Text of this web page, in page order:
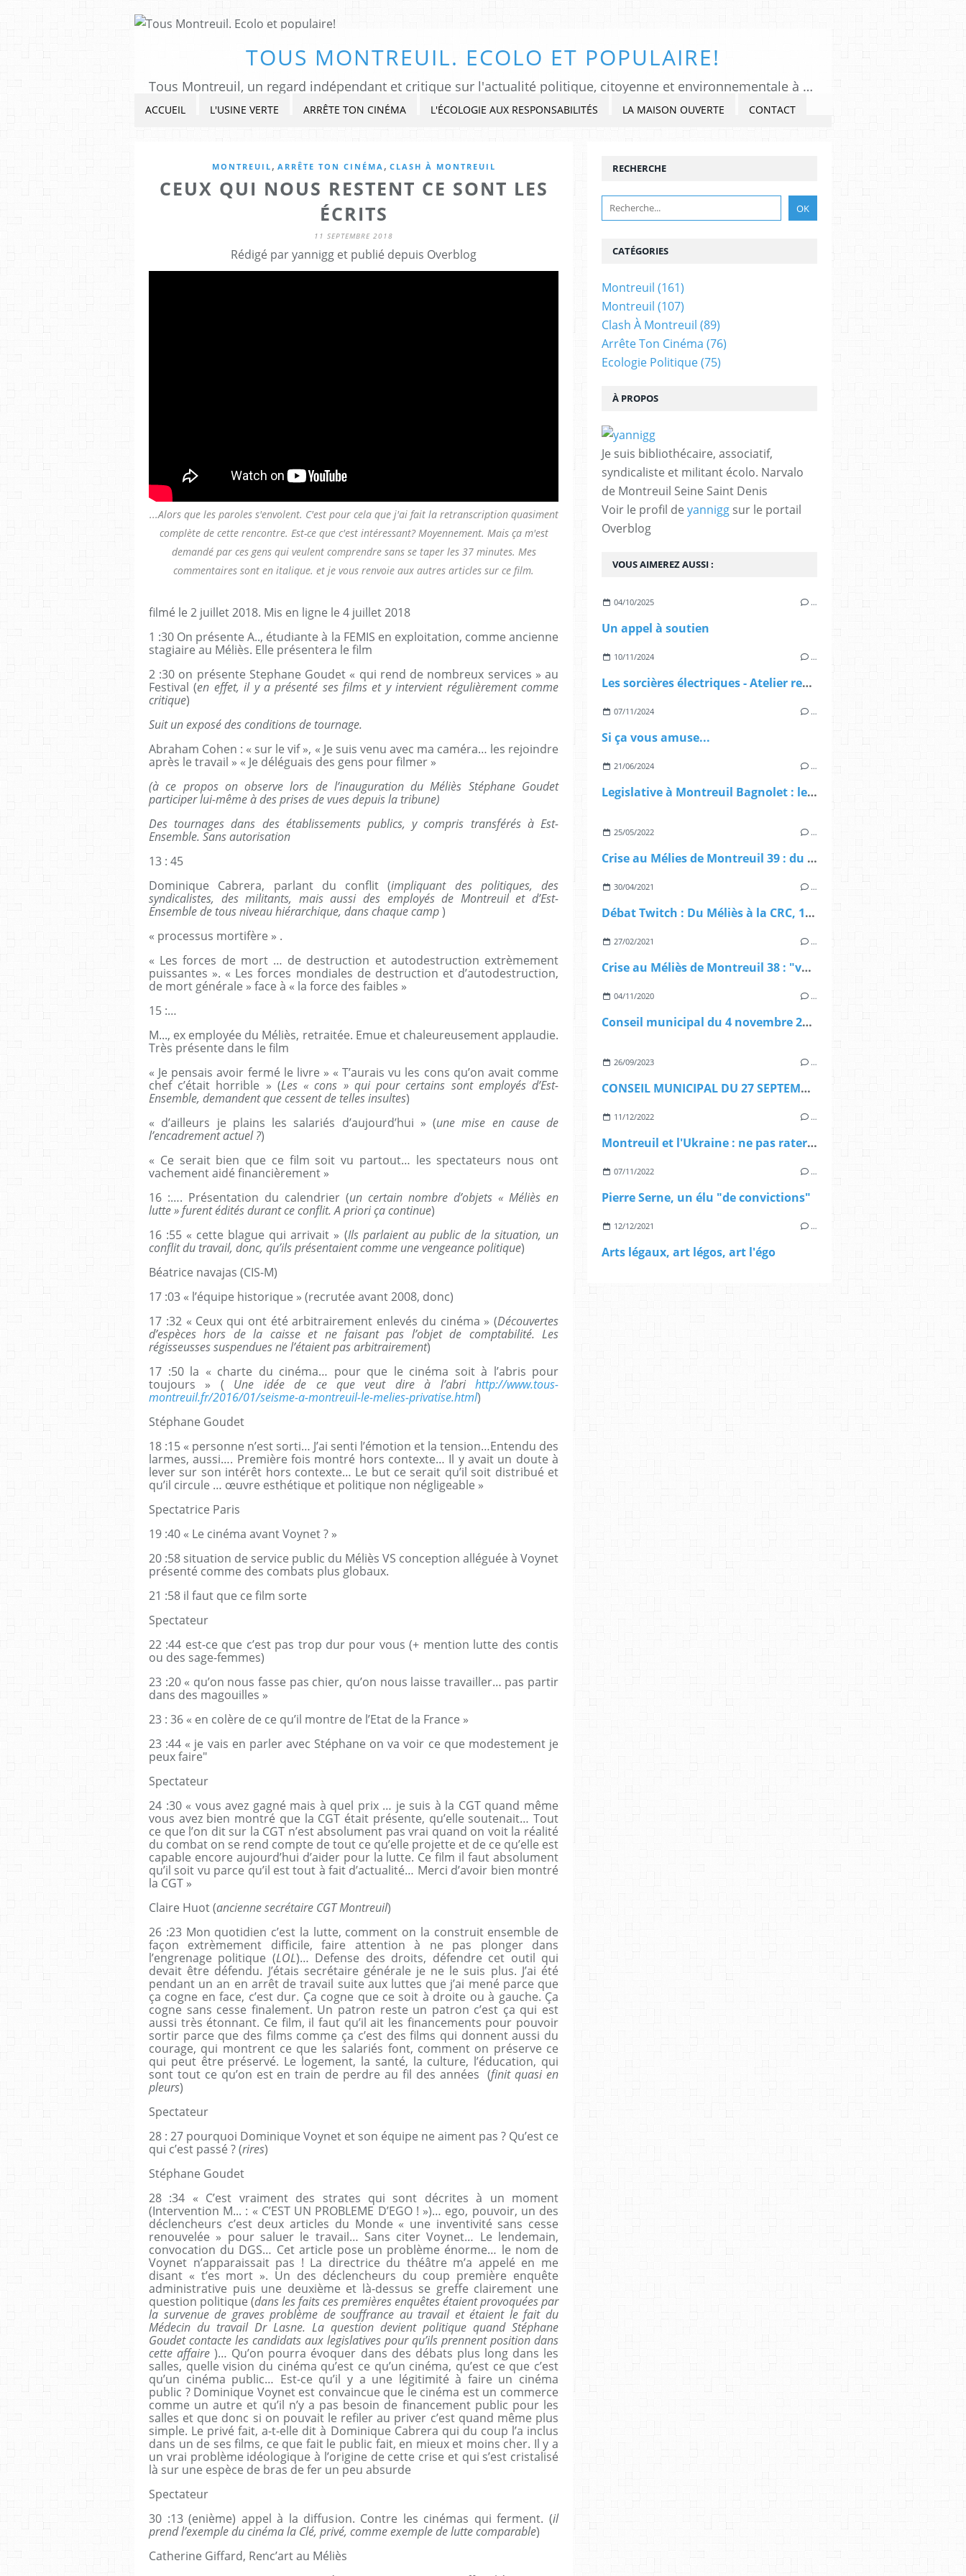
TOUS MONTREUIL. ECOLO ET POPULAIRE!
Tous Montreuil, un regard indépendant et critique sur l'actualité politique, citoyenne et environnementale à Montreuil sous Bois, Seine-Saint-Denis. Veiller, Lancer l'alerte, commenter et critiquer l'exercice du pouvoir, s'impliquer dans la Cité, au présent et au futur!
ACCUEIL L'USINE VERTE ARRÊTE TON CINÉMA L'ÉCOLOGIE AUX RESPONSABILITÉS LA MAISON OUVERTE CONTACT
MONTREUIL , ARRÊTE TON CINÉMA , CLASH À MONTREUIL
CEUX QUI NOUS RESTENT CE SONT LES
ÉCRITS
11 SEPTEMBRE 2018
Rédigé par yannigg et publié depuis Overblog
...Alors que les paroles s'envolent. C'est pour cela que j'ai fait la retranscription quasiment
complète de cette rencontre. Est-ce que c'est intéressant? Moyennement. Mais ça m'est
demandé par ces gens qui veulent comprendre sans se taper les 37 minutes. Mes
commentaires sont en italique. et je vous renvoie aux autres articles sur ce film.
filmé le 2 juillet 2018. Mis en ligne le 4 juillet 2018
1 :30 On présente A.., étudiante à la FEMIS en exploitation, comme ancienne
stagiaire au Méliès. Elle présentera le film
2 :30 on présente Stephane Goudet « qui rend de nombreux services » au
Festival (en effet, il y a présenté ses films et y intervient régulièrement comme
critique)
Suit un exposé des conditions de tournage.
Abraham Cohen : « sur le vif », « Je suis venu avec ma caméra… les rejoindre
après le travail » « Je déléguais des gens pour filmer »
(à ce propos on observe lors de l’inauguration du Méliès Stéphane Goudet
participer lui-même à des prises de vues depuis la tribune)
Des tournages dans des établissements publics, y compris transférés à Est-
Ensemble. Sans autorisation
13 : 45
Dominique Cabrera, parlant du conflit (impliquant des politiques, des
syndicalistes, des militants, mais aussi des employés de Montreuil et d’Est-
Ensemble de tous niveau hiérarchique, dans chaque camp)
« processus mortifère » .
« Les forces de mort … de destruction et autodestruction extrèmement
puissantes ». « Les forces mondiales de destruction et d’autodestruction,
de mort générale » face à « la force des faibles »
15 :…
M..., ex employée du Méliès, retraitée. Emue et chaleureusement applaudie.
Très présente dans le film
« Je pensais avoir fermé le livre » « T’aurais vu les cons qu’on avait comme
chef c’était horrible » (Les « cons » qui pour certains sont employés d’Est-
Ensemble, demandent que cessent de telles insultes)
« d’ailleurs je plains les salariés d’aujourd’hui » (une mise en cause de
l’encadrement actuel ?)
« Ce serait bien que ce film soit vu partout… les spectateurs nous ont
vachement aidé financièrement »
16 :…. Présentation du calendrier (un certain nombre d’objets « Méliès en
lutte » furent édités durant ce conflit. A priori ça continue)
16 :55 « cette blague qui arrivait » (Ils parlaient au public de la situation, un
conflit du travail, donc, qu’ils présentaient comme une vengeance politique)
Béatrice navajas (CIS-M)
17 :03 « l’équipe historique » (recrutée avant 2008, donc)
17 :32 « Ceux qui ont été arbitrairement enlevés du cinéma » (Découvertes
d’espèces hors de la caisse et ne faisant pas l’objet de comptabilité. Les
régisseusses suspendues ne l’étaient pas arbitrairement)
17 :50 la « charte du cinéma… pour que le cinéma soit à l’abris pour
toujours » ( Une idée de ce que veut dire à l’abri http://www.tous-
montreuil.fr/2016/01/seisme-a-montreuil-le-melies-privatise.html)
Stéphane Goudet
18 :15 « personne n’est sorti… J’ai senti l’émotion et la tension…Entendu des
larmes, aussi…. Première fois montré hors contexte… Il y avait un doute à
lever sur son intérêt hors contexte… Le but ce serait qu’il soit distribué et
qu’il circule … œuvre esthétique et politique non négligeable »
Spectatrice Paris
19 :40 « Le cinéma avant Voynet ? »
20 :58 situation de service public du Méliès VS conception alléguée à Voynet
présenté comme des combats plus globaux.
21 :58 il faut que ce film sorte
Spectateur
22 :44 est-ce que c’est pas trop dur pour vous (+ mention lutte des contis
ou des sage-femmes)
23 :20 « qu’on nous fasse pas chier, qu’on nous laisse travailler… pas partir
dans des magouilles »
23 : 36 « en colère de ce qu’il montre de l’Etat de la France »
23 :44 « je vais en parler avec Stéphane on va voir ce que modestement je
peux faire"
Spectateur
24 :30 « vous avez gagné mais à quel prix … je suis à la CGT quand même
vous avez bien montré que la CGT était présente, qu’elle soutenait… Tout
ce que l’on dit sur la CGT n’est absolument pas vrai quand on voit la réalité
du combat on se rend compte de tout ce qu’elle projette et de ce qu’elle est
capable encore aujourd’hui d’aider pour la lutte. Ce film il faut absolument
qu’il soit vu parce qu’il est tout à fait d’actualité… Merci d’avoir bien montré
la CGT »
Claire Huot (ancienne secrétaire CGT Montreuil)
26 :23 Mon quotidien c’est la lutte, comment on la construit ensemble de
façon extrèmement difficile, faire attention à ne pas plonger dans
l’engrenage politique (LOL)… Defense des droits, défendre cet outil qui
devait être défendu. J’étais secrétaire générale je ne le suis plus. J’ai été
pendant un an en arrêt de travail suite aux luttes que j’ai mené parce que
ça cogne en face, c’est dur. Ça cogne que ce soit à droite ou à gauche. Ça
cogne sans cesse finalement. Un patron reste un patron c’est ça qui est
aussi très étonnant. Ce film, il faut qu’il ait les financements pour pouvoir
sortir parce que des films comme ça c’est des films qui donnent aussi du
courage, qui montrent ce que les salariés font, comment on préserve ce
qui peut être préservé. Le logement, la santé, la culture, l’éducation, qui
sont tout ce qu’on est en train de perdre au fil des années (finit quasi en
pleurs)
Spectateur
28 : 27 pourquoi Dominique Voynet et son équipe ne aiment pas ? Qu’est ce
qui c’est passé ? (rires)
Stéphane Goudet
28 :34 « C’est vraiment des strates qui sont décrites à un moment
(Intervention M... : « C’EST UN PROBLEME D’EGO ! »)… ego, pouvoir, un des
déclencheurs c’est deux articles du Monde « une inventivité sans cesse
renouvelée » pour saluer le travail… Sans citer Voynet… Le lendemain,
convocation du DGS… Cet article pose un problème énorme… le nom de
Voynet n’apparaissait pas ! La directrice du théâtre m’a appelé en me
disant « t’es mort ». Un des déclencheurs du coup première enquête
administrative puis une deuxième et là-dessus se greffe clairement une
question politique (dans les faits ces premières enquêtes étaient provoquées par
la survenue de graves problème de souffrance au travail et étaient le fait du
Médecin du travail Dr Lasne. La question devient politique quand Stéphane
Goudet contacte les candidats aux legislatives pour qu’ils prennent position dans
cette affaire)… Qu’on pourra évoquer dans des débats plus long dans les
salles, quelle vision du cinéma qu’est ce qu’un cinéma, qu’est ce que c’est
qu’un cinéma public… Est-ce qu’il y a une légitimité à faire un cinéma
public ? Dominique Voynet est convaincue que le cinéma est un commerce
comme un autre et qu’il n’y a pas besoin de financement public pour les
salles et que donc si on pouvait le refiler au priver c’est quand même plus
simple. Le privé fait, a-t-elle dit à Dominique Cabrera qui du coup l’a inclus
dans un de ses films, ce que fait le public fait, en mieux et moins cher. Il y a
un vrai problème idéologique à l’origine de cette crise et qui s’est cristalisé
là sur une espèce de bras de fer un peu absurde
Spectateur
30 :13 (enième) appel à la diffusion. Contre les cinémas qui ferment. (il
prend l’exemple du cinéma la Clé, privé, comme exemple de lutte comparable)
Catherine Giffard, Renc’art au Méliès
RECHERCHE
À PROPOS
Je suis bibliothécaire, associatif,
syndicaliste et militant écolo. Narvalo
de Montreuil Seine Saint Denis
Voir le profil de yannigg sur le portail
Overblog
VOUS AIMEREZ AUSSI :
04/10/2025 …
Un appel à soutien
10/11/2024 …
Les sorcières électriques - Atelier recyclage DEEE
07/11/2024 …
Si ça vous amuse...
21/06/2024 …
Legislative à Montreuil Bagnolet : le deuxième tour n'existe pas
25/05/2022 …
Crise au Mélies de Montreuil 39 : du soutien de la CGT
30/04/2021 …
Débat Twitch : Du Méliès à la CRC, 10 ans d'embrouilles politicojudiciaires à Montreuil
27/02/2021 …
Crise au Méliès de Montreuil 38 : "vous êtes homosexuel?"
04/11/2020 …
Conseil municipal du 4 novembre 2020
26/09/2023 …
CONSEIL MUNICIPAL DU 27 SEPTEMBRE : DE PETITE POLITIQUE
11/12/2022 …
Montreuil et l'Ukraine : ne pas rater Lamarche
07/11/2022 …
Pierre Serne, un élu "de convictions"
12/12/2021 …
Arts légaux, art légos, art l'égo
CATÉGORIES
Montreuil (161)
Montreuil (107)
Clash À Montreuil (89)
Arrête Ton Cinéma (76)
Ecologie Politique(75)